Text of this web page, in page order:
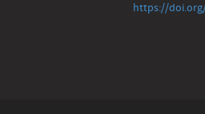
https://doi.org/